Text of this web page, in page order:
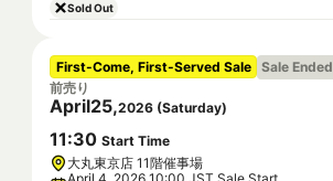
Sold Out
First-Come, First-Served Sale Sale Ended
前売り
April25,2026 (Saturday)
11:30 Start Time
大丸東京店 11階催事場